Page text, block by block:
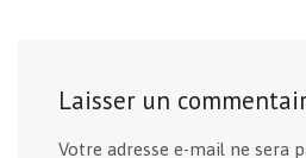
Laisser un
Votre adresse e-mail ne sera